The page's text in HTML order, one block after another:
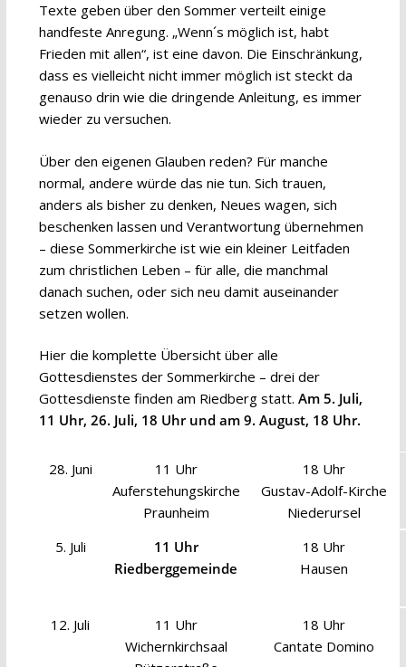
Texte geben über den Sommer verteilt einige
handfeste Anregung. „Wenn´s möglich ist, habt
Frieden mit allen“, ist eine davon. Die Einschränkung,
dass es vielleicht nicht immer möglich ist steckt da
genauso drin wie die dringende Anleitung, es immer
wieder zu versuchen.
Über den eigenen Glauben reden? Für manche
normal, andere würde das nie tun. Sich trauen,
anders als bisher zu denken, Neues wagen, sich
beschenken lassen und Verantwortung übernehmen
– diese Sommerkirche ist wie ein kleiner Leitfaden
zum christlichen Leben – für alle, die manchmal
danach suchen, oder sich neu damit auseinander
setzen wollen.
Hier die komplette Übersicht über alle
Gottesdienstes der Sommerkirche – drei der
Gottesdienste finden am Riedberg statt. Am 5. Juli,
11 Uhr, 26. Juli, 18 Uhr und am 9. August, 18 Uhr.
28. Juni
11 Uhr
Auferstehungskirche
Praunheim
18 Uhr
Gustav-Adolf-Kirche
Niederursel
5. Juli
11 Uhr
Riedberggemeinde
18 Uhr
Hausen
12. Juli
11 Uhr
Wichernkirchsaal
18 Uhr
Cantate Domino